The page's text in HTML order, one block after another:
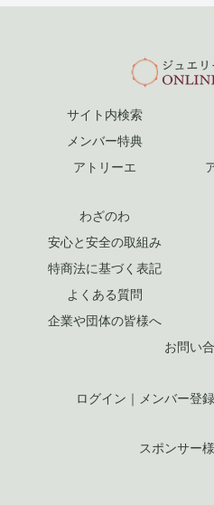
サイト内検索
メンバー特典
アトリーエ
わざのわ
安心と安全の取組み
特商法に基づく表記
よくある質問
企業や団体の皆様へ
お問い
ログイン ｜ メンバー登録
スポンサー